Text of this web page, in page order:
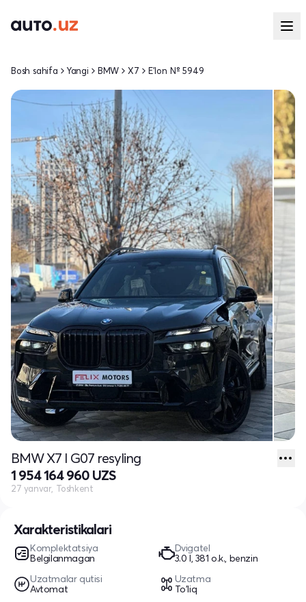
Xarakteristikalari
Komplektatsiya
Belgilanmagan
Dvigatel
3.0 l, 381 o.k., benzin
Uzatmalar qutisi
Avtomat
Uzatma
To'liq
Bosh sahifa Yangi BMW X7 E'lon № 5949
BMW X7 I G07 resyling
1 954 164 960 UZS
27 yanvar, Toshkent